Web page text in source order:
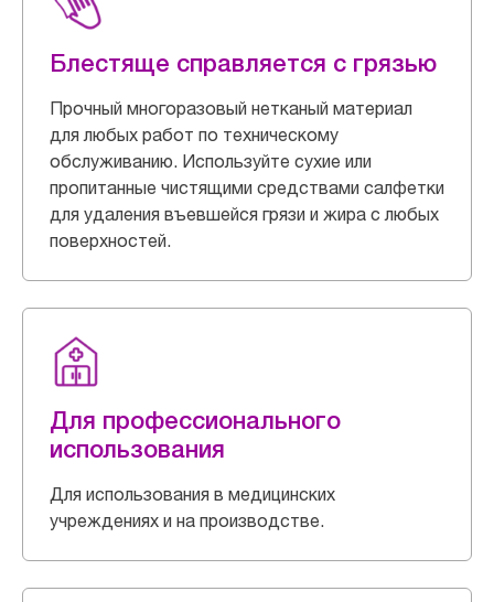
Блестяще справляется с грязью
Прочный многоразовый нетканый материал
для любых работ по техническому
обслуживанию. Используйте сухие или
пропитанные чистящими средствами салфетки
для удаления въевшейся грязи и жира с любых
поверхностей.
Для профессионального
использования
Для использования в медицинских
учреждениях и на производстве.